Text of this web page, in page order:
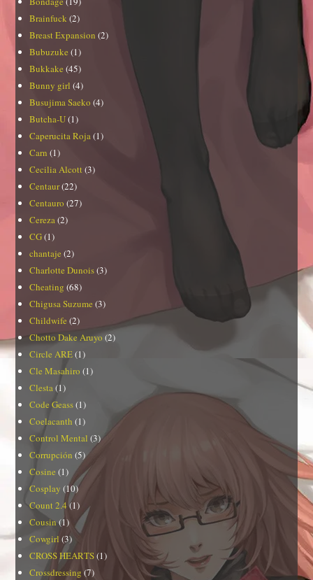
Brainfuck (2)
Breast Expansion (2)
Bubuzuke (1)
Bukkake (45)
Bunny girl (4)
Busujima Saeko (4)
Butcha-U(1)
Caperucita Roja(1)
Carn (1)
Cecilia Alcott (3)
Centaur(22)
Centauro (27)
Cereza(2)
CG(1)
chantaje (2)
Charlotte Dunois(3)
Cheating (68)
Chigusa Suzume (3)
Childwife (2)
Chotto Dake Aruyo (2)
Circle ARE(1)
Cle Masahiro (1)
Clesta(1)
Code Geass(1)
Coelacanth (1)
Control Mental (3)
Corrupción (5)
Cosine (1)
Cosplay (10)
Count 2.4(1)
Cousin(1)
Cowgirl (3)
CROSS HEARTS(1)
Crossdressing (7)